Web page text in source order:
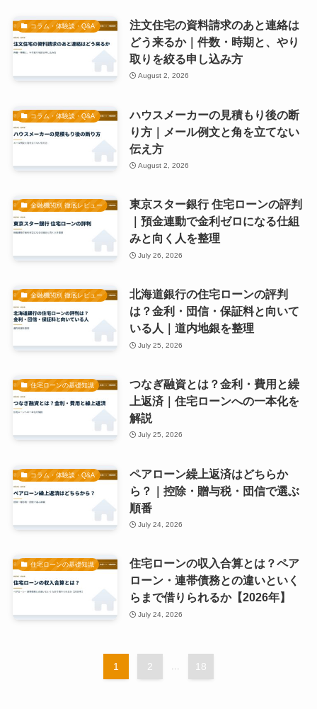
コラム・体験談・Q&A
注文住宅の資料請求のあと連絡は
どう来るか｜件数・時期と、やり
取りを絞る申し込み方
August 2, 2026
コラム・体験談・Q&A
ハウスメーカーの見積もり後の断
り方｜メール例文と角を立てない
伝え方
August 2, 2026
金融機関別 徹底レビュー
東京スター銀行 住宅ローンの評判
｜預金連動で金利ゼロになる仕組
みと向く人を整理
July 26, 2026
金融機関別 徹底レビュー
北海道銀行の住宅ローンの評判
は？金利・団信・保証料と向いて
いる人｜道内地銀を整理
July 25, 2026
住宅ローンの基礎知識
つなぎ融資とは？金利・費用と繰
上返済｜住宅ローンへの一本化を
解説
July 25, 2026
コラム・体験談・Q&A
ペアローン繰上返済はどちらか
ら？｜控除・贈与税・団信で選ぶ
順番
July 24, 2026
住宅ローンの基礎知識
住宅ローンの収入合算とは？ペア
ローン・連帯債務との違いといく
らまで借りられるか【2026年】
July 24, 2026
1 2 18